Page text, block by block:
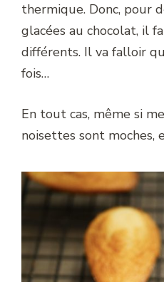
thermique. Donc, pour
glacées au chocolat, il
différents. Il va falloir
fois…
En tout cas, même si
noisettes sont moches,